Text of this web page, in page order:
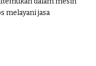
melayani jasa